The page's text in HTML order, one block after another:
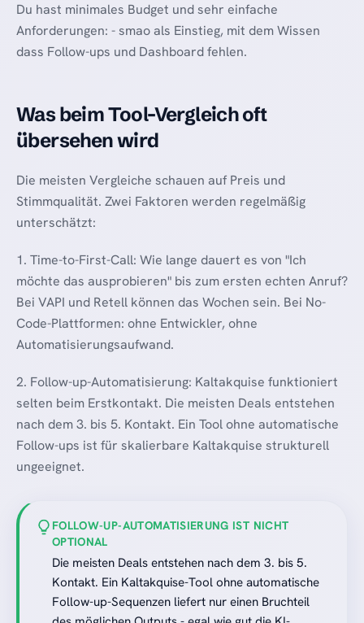
Du hast minimales Budget und sehr einfache
Anforderungen: - smao als Einstieg, mit dem Wissen
dass Follow-ups und Dashboard fehlen.
Was beim Tool-Vergleich oft
übersehen wird
Die meisten Vergleiche schauen auf Preis und
Stimmqualität. Zwei Faktoren werden regelmäßig
unterschätzt:
1. Time-to-First-Call: Wie lange dauert es von "Ich
möchte das ausprobieren" bis zum ersten echten Anruf?
Bei VAPI und Retell können das Wochen sein. Bei No-
Code-Plattformen: ohne Entwickler, ohne
Automatisierungsaufwand.
2. Follow-up-Automatisierung: Kaltakquise funktioniert
selten beim Erstkontakt. Die meisten Deals entstehen
nach dem 3. bis 5. Kontakt. Ein Tool ohne automatische
Follow-ups ist für skalierbare Kaltakquise strukturell
ungeeignet.
FOLLOW-UP-AUTOMATISIERUNG IST NICHT
OPTIONAL
Die meisten Deals entstehen nach dem 3. bis 5.
Kontakt. Ein Kaltakquise-Tool ohne automatische
Follow-up-Sequenzen liefert nur einen Bruchteil